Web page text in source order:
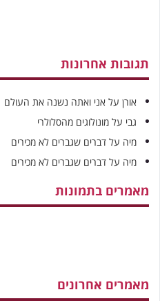
מאמרים אחרונים
תגובות אחרונות
אורן על אני ואתה נשנה את העולם
גבי על מונולוגים מהסלולרי
מיה על דברים שגברים לא מכירים
מיה על דברים שגברים לא מכירים
מאמרים בתמונות